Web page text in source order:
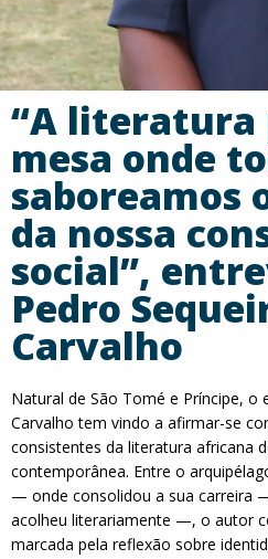
“A literatura
mesa onde
saboreamos
da nossa
social”,
Pedro
Carvalho
Natural de São Tomé e Príncipe, o
Carvalho tem vindo a afirmar-se
consistentes da literatura africana
contemporânea. Entre o
— onde consolidou a sua carreira
acolheu literariamente —, o autor
marcada pela reflexão sobre